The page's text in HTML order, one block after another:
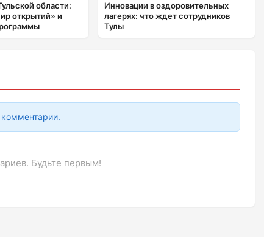
области:
открытий» и
Инновации в оздоровительных
лагерях: что ждет сотрудников
Тулы
комментарии.
Будьте первым!